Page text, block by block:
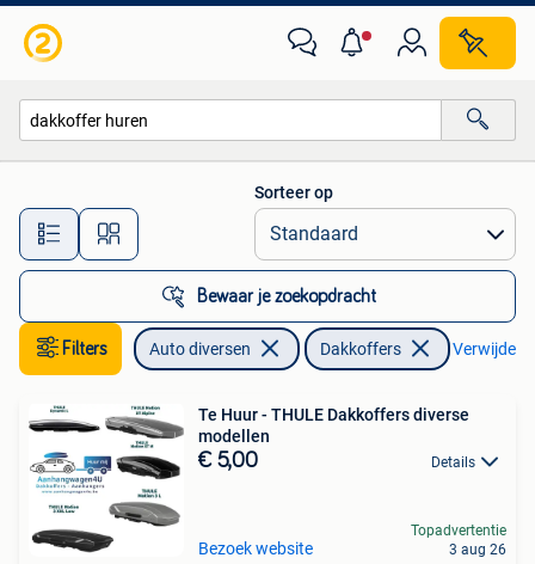
Alle afstanden…
Sorteer op
Bewaar je zoekopdracht
Filters Auto diversen Dakkoffers Verwijder
Te Huur - THULE Dakkoffers diverse
modellen
€ 5,00 Details
Bezoek website
Topadvertentie
3 aug 26